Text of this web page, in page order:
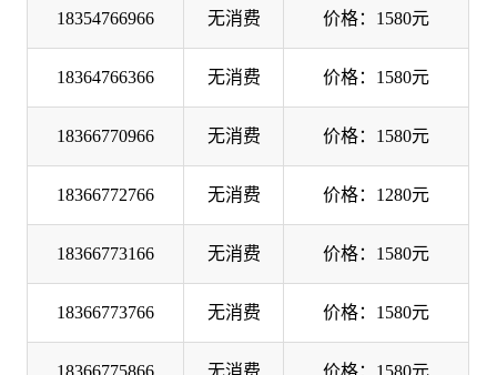
18354766966 无消费 价格：1580元
18364766366 无消费 价格：1580元
18366770966 无消费 价格：1580元
18366772766 无消费 价格：1280元
18366773166 无消费 价格：1580元
18366773766 无消费 价格：1580元
18366775866 无消费 价格：1580元